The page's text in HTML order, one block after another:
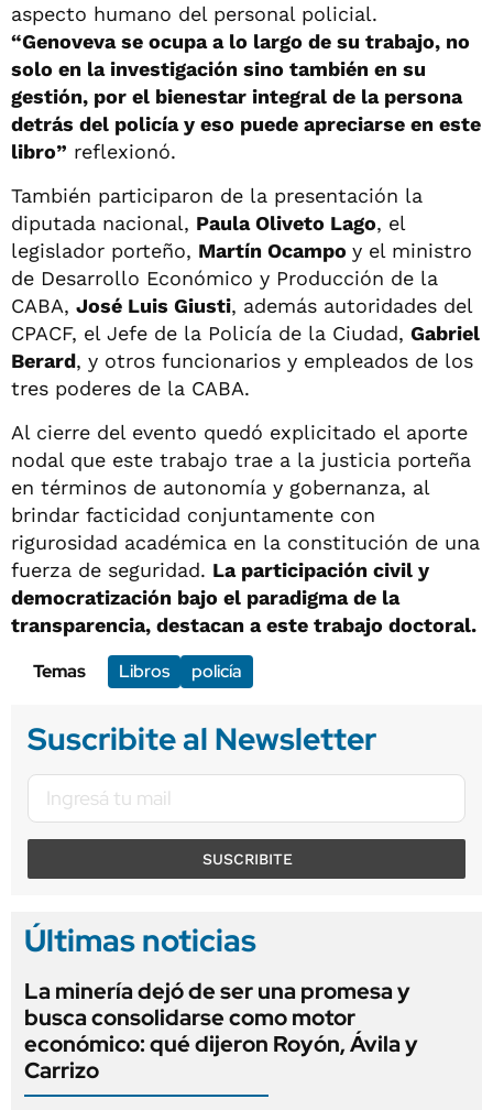
aspecto humano del personal policial.
“Genoveva se ocupa a lo largo de su trabajo, no
solo en la investigación sino también en su
gestión, por el bienestar integral de la persona
detrás del policía y eso puede apreciarse en este
libro” reflexionó.
También participaron de la presentación la
diputada nacional, Paula Oliveto Lago, el
legislador porteño, Martín Ocampo y el ministro
de Desarrollo Económico y Producción de la
CABA, José Luis Giusti, además autoridades del
CPACF, el Jefe de la Policía de la Ciudad, Gabriel
Berard, y otros funcionarios y empleados de los
tres poderes de la CABA.
Al cierre del evento quedó explicitado el aporte
nodal que este trabajo trae a la justicia porteña
en términos de autonomía y gobernanza, al
brindar facticidad conjuntamente con
rigurosidad académica en la constitución de una
fuerza de seguridad. La participación civil y
democratización bajo el paradigma de la
transparencia, destacan a este trabajo doctoral.
Temas
Libros policía
Suscribite al Newsletter
SUSCRIBITE
Últimas noticias
La minería dejó de ser una promesa y
busca consolidarse como motor
económico: qué dijeron Royón, Ávila y
Carrizo